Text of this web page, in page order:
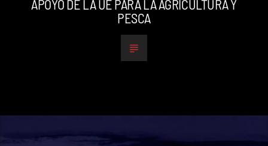
APOYO DE LA UE PARA LA AGRICULTURA Y
PESCA